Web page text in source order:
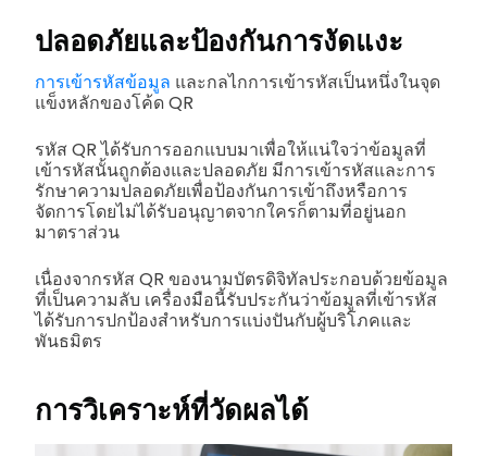
ปลอดภัยและป้องกันการงัดแงะ
การเข้ารหัสข้อมูล และกลไกการเข้ารหัสเป็นหนึ่งในจุด
แข็งหลักของโค้ด QR
รหัส QR ได้รับการออกแบบมาเพื่อให้แน่ใจว่าข้อมูลที่
เข้ารหัสนั้นถูกต้องและปลอดภัย มีการเข้ารหัสและการ
รักษาความปลอดภัยเพื่อป้องกันการเข้าถึงหรือการ
จัดการโดยไม่ได้รับอนุญาตจากใครก็ตามที่อยู่นอก
มาตราส่วน
เนื่องจากรหัส QR ของนามบัตรดิจิทัลประกอบด้วยข้อมูล
ที่เป็นความลับ เครื่องมือนี้รับประกันว่าข้อมูลที่เข้ารหัส
ได้รับการปกป้องสำหรับการแบ่งปันกับผู้บริโภคและ
พันธมิตร
การวิเคราะห์ที่วัดผลได้